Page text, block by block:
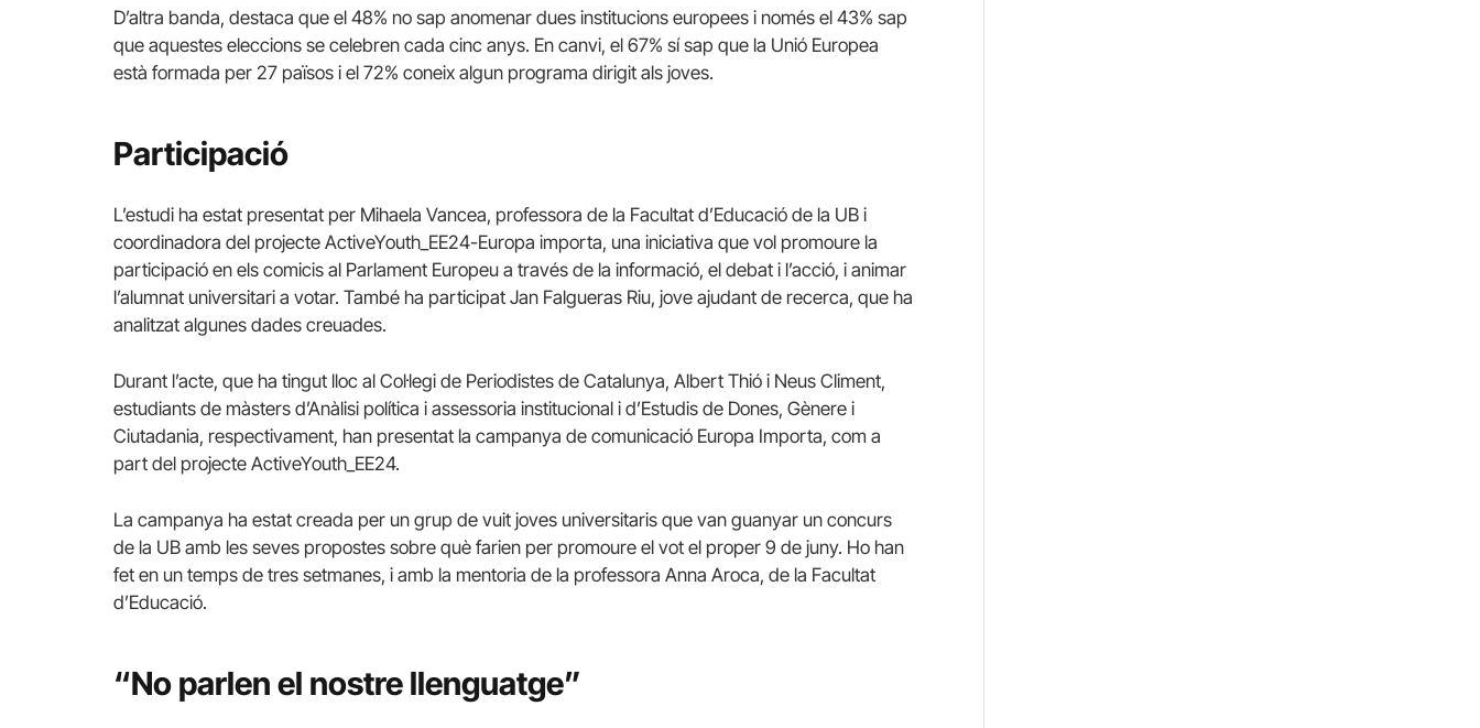
D’altra banda, destaca que el 48% no sap anomenar dues institucions europees i només el 43% sap
que aquestes eleccions se celebren cada cinc anys. En canvi, el 67% sí sap que la Unió Europea
està formada per 27 països i el 72% coneix algun programa dirigit als joves.
Participació
L’estudi ha estat presentat per Mihaela Vancea, professora de la Facultat d’Educació de la UB i
coordinadora del projecte ActiveYouth_EE24-Europa importa, una iniciativa que vol promoure la
participació en els comicis al Parlament Europeu a través de la informació, el debat i l’acció, i animar
l’alumnat universitari a votar. També ha participat Jan Falgueras Riu, jove ajudant de recerca, que ha
analitzat algunes dades creuades.
Durant l’acte, que ha tingut lloc al Col·legi de Periodistes de Catalunya, Albert Thió i Neus Climent,
estudiants de màsters d’Anàlisi política i assessoria institucional i d’Estudis de Dones, Gènere i
Ciutadania, respectivament, han presentat la campanya de comunicació Europa Importa, com a
part del projecte ActiveYouth_EE24.
La campanya ha estat creada per un grup de vuit joves universitaris que van guanyar un concurs
de la UB amb les seves propostes sobre què farien per promoure el vot el proper 9 de juny. Ho han
fet en un temps de tres setmanes, i amb la mentoria de la professora Anna Aroca, de la Facultat
d’Educació.
“No parlen el nostre llenguatge”